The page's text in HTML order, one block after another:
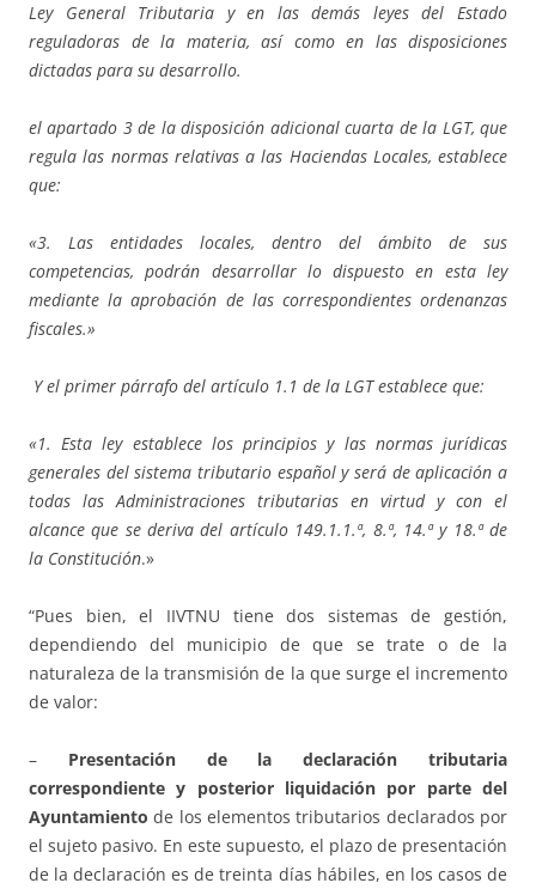
Ley General Tributaria y en las demás leyes del Estado
reguladoras de la materia, así como en las disposiciones
dictadas para su desarrollo.
el apartado 3 de la disposición adicional cuarta de la LGT, que
regula las normas relativas a las Haciendas Locales, establece
que:
«3. Las entidades locales, dentro del ámbito de sus
competencias, podrán desarrollar lo dispuesto en esta ley
mediante la aprobación de las correspondientes ordenanzas
fiscales.»
Y el primer párrafo del artículo 1.1 de la LGT establece que:
«1. Esta ley establece los principios y las normas jurídicas
generales del sistema tributario español y será de aplicación a
todas las Administraciones tributarias en virtud y con el
alcance que se deriva del artículo 149.1.1.ª, 8.ª, 14.ª y 18.ª de
la Constitución.»
“Pues bien, el IIVTNU tiene dos sistemas de gestión,
dependiendo del municipio de que se trate o de la
naturaleza de la transmisión de la que surge el incremento
de valor:
– Presentación de la declaración tributaria
correspondiente y posterior liquidación por parte del
Ayuntamiento de los elementos tributarios declarados por
el sujeto pasivo. En este supuesto, el plazo de presentación
de la declaración es de treinta días hábiles, en los casos de